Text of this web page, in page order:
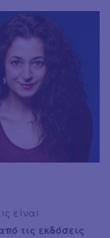
είναι
τις εκδόσεις